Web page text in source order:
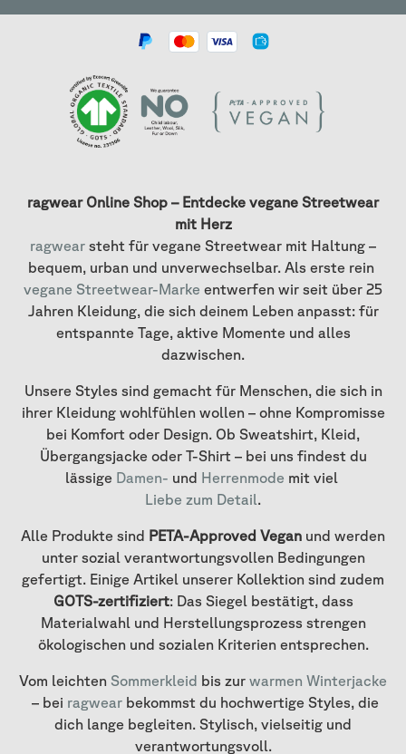
ragwear Online Shop – Entdecke vegane Streetwear
mit Herz
ragwear steht für vegane Streetwear mit Haltung –
bequem, urban und unverwechselbar. Als erste rein
vegane Streetwear-Marke entwerfen wir seit über 25
Jahren Kleidung, die sich deinem Leben anpasst: für
entspannte Tage, aktive Momente und alles
dazwischen.
Unsere Styles sind gemacht für Menschen, die sich in
ihrer Kleidung wohlfühlen wollen – ohne Kompromisse
bei Komfort oder Design. Ob Sweatshirt, Kleid,
Übergangsjacke oder T-Shirt – bei uns findest du
lässige Damen- und Herrenmode mit viel
Liebe zum Detail.
Alle Produkte sind PETA-Approved Vegan und werden
unter sozial verantwortungsvollen Bedingungen
gefertigt. Einige Artikel unserer Kollektion sind zudem
GOTS-zertifiziert: Das Siegel bestätigt, dass
Materialwahl und Herstellungsprozess strengen
ökologischen und sozialen Kriterien entsprechen.
Vom leichten Sommerkleid bis zur warmen Winterjacke
– bei ragwearbekommst du hochwertige Styles, die
dich lange begleiten. Stylisch, vielseitig und
verantwortungsvoll.